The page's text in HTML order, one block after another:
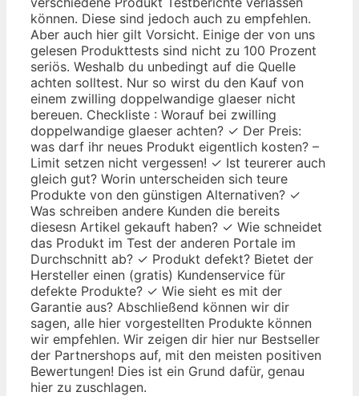
können. Diese sind jedoch auch zu empfehlen.
Aber auch hier gilt Vorsicht. Einige der von uns
gelesen Produkttests sind nicht zu 100 Prozent
seriös. Weshalb du unbedingt auf die Quelle
achten solltest. Nur so wirst du den Kauf von
einem zwilling doppelwandige glaeser nicht
bereuen. Checkliste : Worauf bei zwilling
doppelwandige glaeser achten? ✓ Der Preis:
was darf ihr neues Produkt eigentlich kosten? –
Limit setzen nicht vergessen! ✓ Ist teurerer auch
gleich gut? Worin unterscheiden sich teure
Produkte von den günstigen Alternativen? ✓
Was schreiben andere Kunden die bereits
diesesn Artikel gekauft haben? ✓ Wie schneidet
das Produkt im Test der anderen Portale im
Durchschnitt ab? ✓ Produkt defekt? Bietet der
Hersteller einen (gratis) Kundenservice für
defekte Produkte? ✓ Wie sieht es mit der
Garantie aus? Abschließend können wir dir
sagen, alle hier vorgestellten Produkte können
wir empfehlen. Wir zeigen dir hier nur Bestseller
der Partnershops auf, mit den meisten positiven
Bewertungen! Dies ist ein Grund dafür, genau
hier zu zuschlagen.